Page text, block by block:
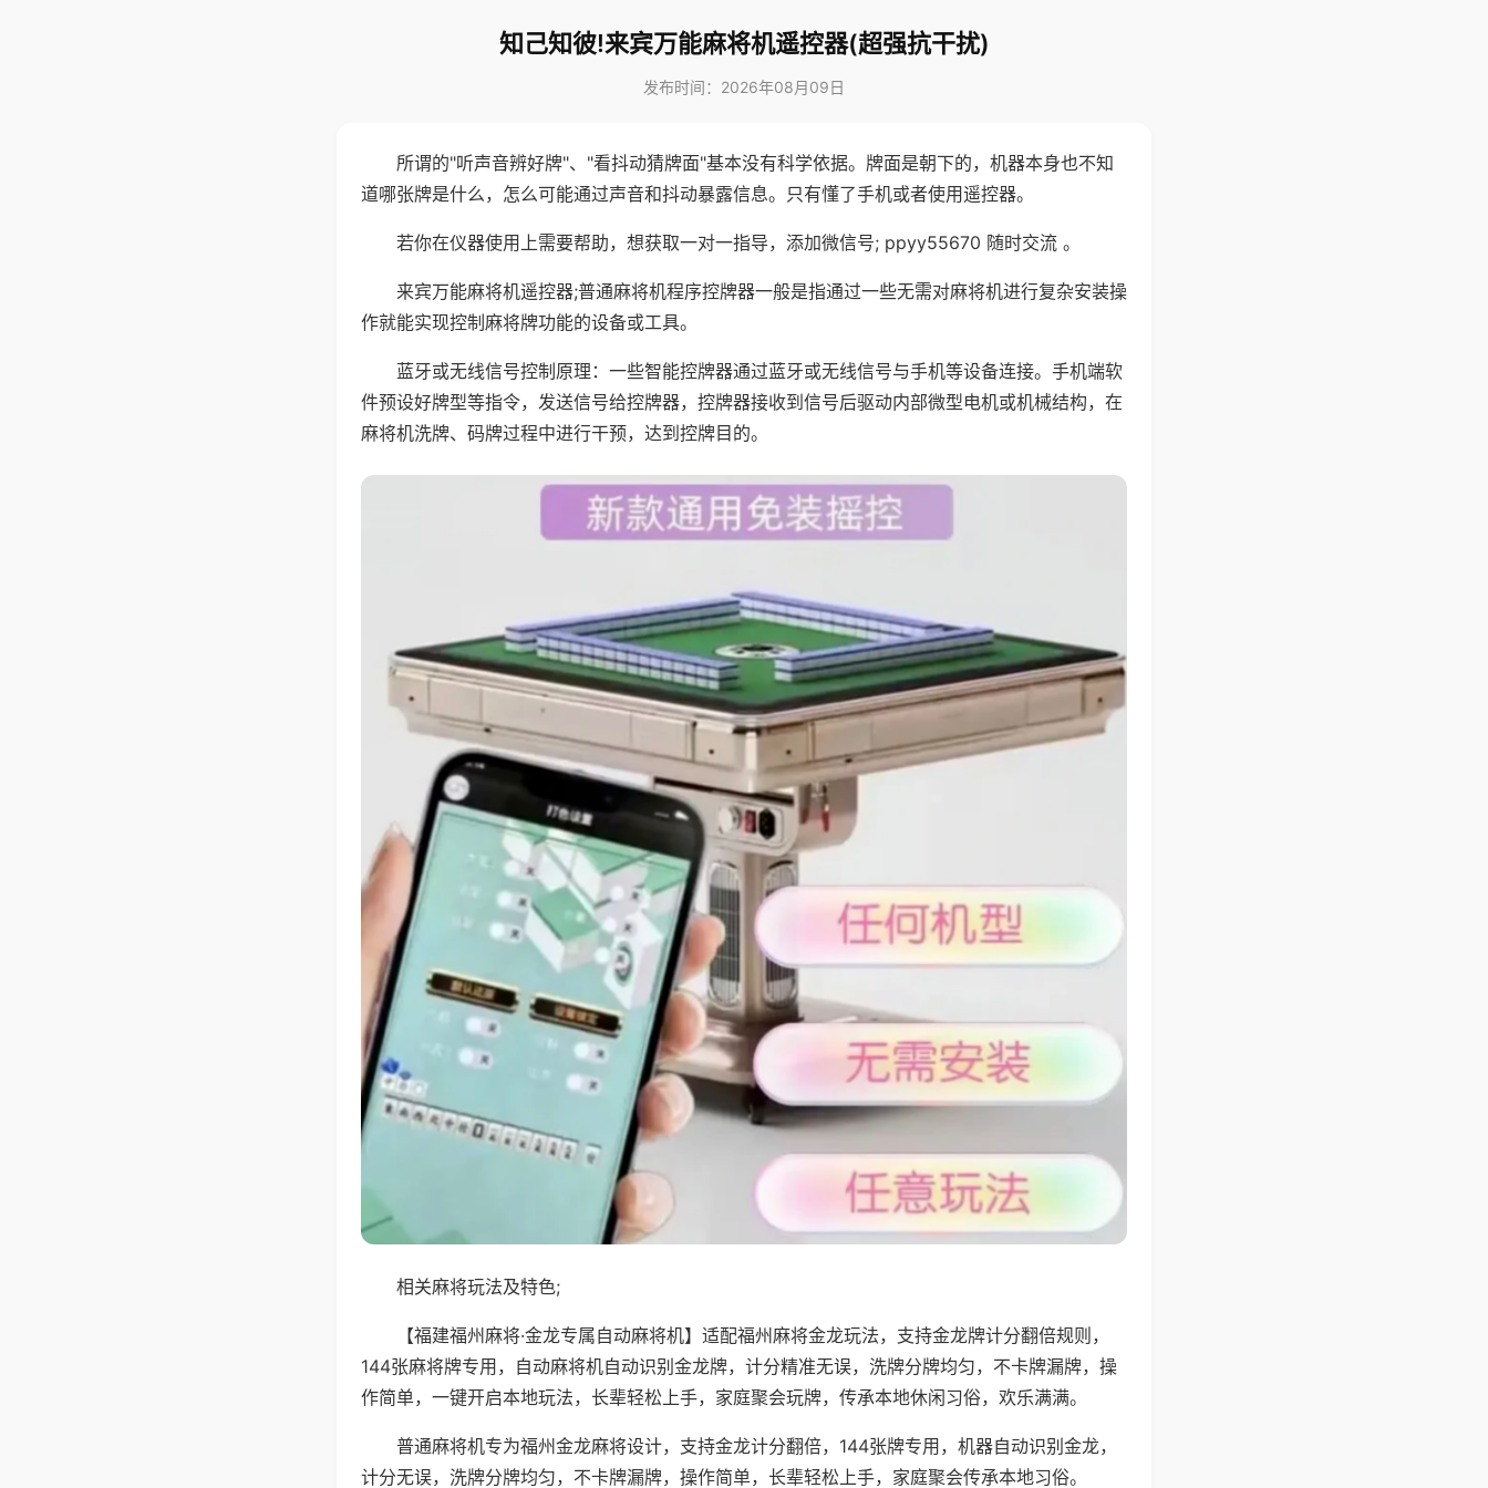
知己知彼!来宾万能麻将机遥控器(超强抗干扰)
发布时间：2026年08月09日
所谓的"听声音辨好牌"、"看抖动猜牌面"基本没有科学依据。牌面是朝下的，机器本身也不知
道哪张牌是什么，怎么可能通过声音和抖动暴露信息。只有懂了手机或者使用遥控器。
若你在仪器使用上需要帮助，想获取一对一指导，添加微信号; ppyy55670 随时交流 。
来宾万能麻将机遥控器;普通麻将机程序控牌器一般是指通过一些无需对麻将机进行复杂安装操
作就能实现控制麻将牌功能的设备或工具。
蓝牙或无线信号控制原理：一些智能控牌器通过蓝牙或无线信号与手机等设备连接。手机端软
件预设好牌型等指令，发送信号给控牌器，控牌器接收到信号后驱动内部微型电机或机械结构，在
麻将机洗牌、码牌过程中进行干预，达到控牌目的。
相关麻将玩法及特色;
【福建福州麻将·金龙专属自动麻将机】适配福州麻将金龙玩法，支持金龙牌计分翻倍规则，
144张麻将牌专用，自动麻将机自动识别金龙牌，计分精准无误，洗牌分牌均匀，不卡牌漏牌，操
作简单，一键开启本地玩法，长辈轻松上手，家庭聚会玩牌，传承本地休闲习俗，欢乐满满。
普通麻将机专为福州金龙麻将设计，支持金龙计分翻倍，144张牌专用，机器自动识别金龙，
计分无误，洗牌分牌均匀，不卡牌漏牌，操作简单，长辈轻松上手，家庭聚会传承本地习俗。